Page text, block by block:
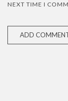
NEXT TIME I